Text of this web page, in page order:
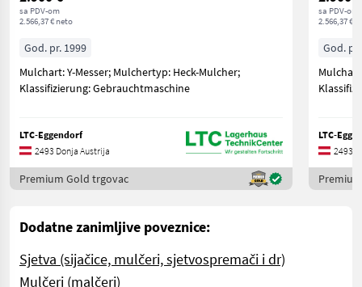
sa PDV-om
2.566,37 € neto
God. pr. 1999
Mulchart: Y-Messer; Mulchertyp: Heck-Mulcher;
Klassifizierung: Gebrauchtmaschine
LTC-Eggendorf
2493 Donja Austrija
Premium Gold trgovac
sa PDV-om
2.566,37 €
God.
LTC-
2493
Dodatne zanimljive poveznice:
Sjetva (sijačice, mulčeri, sjetvospremači i dr)
Mulčeri (malčeri)